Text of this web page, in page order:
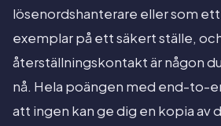
lösenordshanterare eller som
exemplar på ett säkert ställe,
återställningskontakt är någon
nå. Hela poängen med end-to-
att ingen kan ge dig en kopia av